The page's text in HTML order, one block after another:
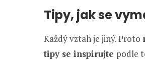
Tipy, jak se
Každý vztah je jiný. Proto
tipy se inspirujte podle